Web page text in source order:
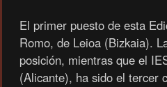
El primer puesto de esta
Romo, de Leioa (Bizkaia).
posición, mientras que el
(Alicante), ha sido el tercer